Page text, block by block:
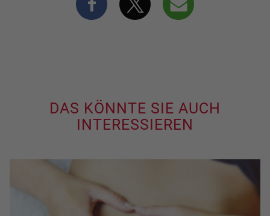
DAS KÖNNTE SIE AUCH
INTERESSIEREN